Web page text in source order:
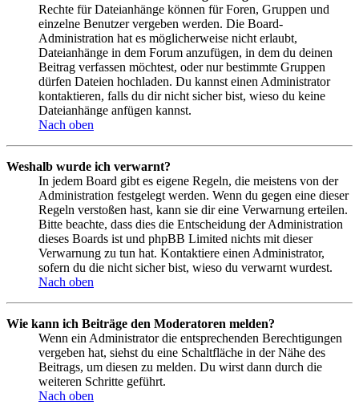
Rechte für Dateianhänge können für Foren, Gruppen und
einzelne Benutzer vergeben werden. Die Board-
Administration hat es möglicherweise nicht erlaubt,
Dateianhänge in dem Forum anzufügen, in dem du deinen
Beitrag verfassen möchtest, oder nur bestimmte Gruppen
dürfen Dateien hochladen. Du kannst einen Administrator
kontaktieren, falls du dir nicht sicher bist, wieso du keine
Dateianhänge anfügen kannst.
Nach oben
Weshalb wurde ich verwarnt?
In jedem Board gibt es eigene Regeln, die meistens von der
Administration festgelegt werden. Wenn du gegen eine dieser
Regeln verstoßen hast, kann sie dir eine Verwarnung erteilen.
Bitte beachte, dass dies die Entscheidung der Administration
dieses Boards ist und phpBB Limited nichts mit dieser
Verwarnung zu tun hat. Kontaktiere einen Administrator,
sofern du die nicht sicher bist, wieso du verwarnt wurdest.
Nach oben
Wie kann ich Beiträge den Moderatoren melden?
Wenn ein Administrator die entsprechenden Berechtigungen
vergeben hat, siehst du eine Schaltfläche in der Nähe des
Beitrags, um diesen zu melden. Du wirst dann durch die
weiteren Schritte geführt.
Nach oben